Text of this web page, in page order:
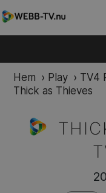
Hem › Play › TV4
Thick as Thieves